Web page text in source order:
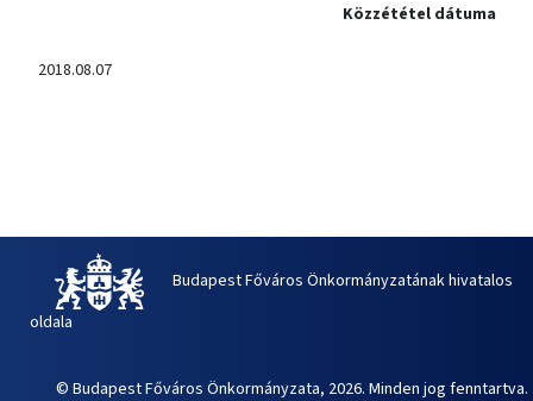
Közzététel dátuma
2018.08.07
Budapest Főváros Önkormányzatának hivatalos
oldala
© Budapest Főváros Önkormányzata, 2026. Minden jog fenntartva.